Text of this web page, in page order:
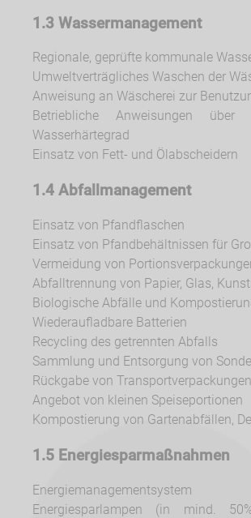
1.3 Wassermanagement
Regionale, geprüfte kommunale
Umweltverträgliches Waschen der
Anweisung an Wäscherei zur
Betriebliche Anweisungen
Wasserhärtegrad
Einsatz von Fett- und Ölabscheidern
1.4 Abfallmanagement
Einsatz von Pfandflaschen
Einsatz von Pfandbehältnissen für
Vermeidung von
Abfalltrennung von Papier, Glas,
Biologische Abfälle und
Wiederaufladbare Batterien
Recycling des getrennten Abfalls
Sammlung und Entsorgung von
Rückgabe von Transportverpackungen
Angebot von kleinen Speiseportionen
Kompostierung von Gartenabfällen,
1.5 Energiesparmaßnahmen
Energiemanagementsystem
Energiesparlampen (in mind.